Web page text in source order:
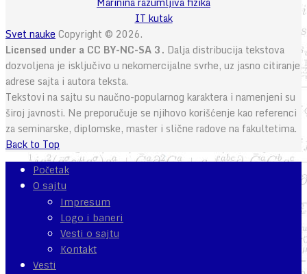
IT kutak
Svet nauke Copyright © 2026.
Licensed under a CC BY-NC-SA 3. Dalja distribucija tekstova
dozvoljena je isključivo u nekomercijalne svrhe, uz jasno citiranje
adrese sajta i autora teksta.
Tekstovi na sajtu su naučno-popularnog karaktera i namenjeni su
široj javnosti. Ne preporučuje se njihovo korišćenje kao referenci
za seminarske, diplomske, master i slične radove na fakultetima.
Back to Top
Početak
O sajtu
Impresum
Logo i baneri
Vesti o sajtu
Kontakt
Vesti